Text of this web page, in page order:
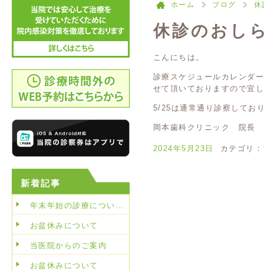
ホーム ブログ 休
休診のおし
こんにちは。
診療スケジュールカレンダ
せて頂いておりますので宜
5/25は通常通り診察してお
岡本歯科クリニック 院長
2024年5月23日 カテゴリ：
新着記事
年末年始の診療につい…
お盆休みについて
当医院からのご案内
お盆休みについて